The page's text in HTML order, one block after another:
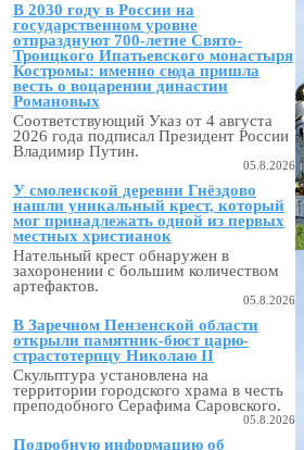
В 2030 году в России на
государственном уровне
отпразднуют 700-летие Свято-
Троицкого Ипатьевского монастыря
Костромы: именно сюда пришла
весть о воцарении династии
Романовых
Соответствующий Указ от 4 августа
2026 года подписал Президент России
Владимир Путин.
05.8.2026
У смоленской деревни Гнёздово
нашли уникальный крест, который
мог принадлежать одной из первых
местных христианок
Нательный крест обнаружен в
захоронении с большим количеством
артефактов.
05.8.2026
В Заречном Пензенской области
открыли памятник-бюст царю-
страстотерпцу Николаю II
Скульптура установлена на
территории городского храма в честь
преподобного Серафима Саровского.
05.8.2026
Подробную информацию об